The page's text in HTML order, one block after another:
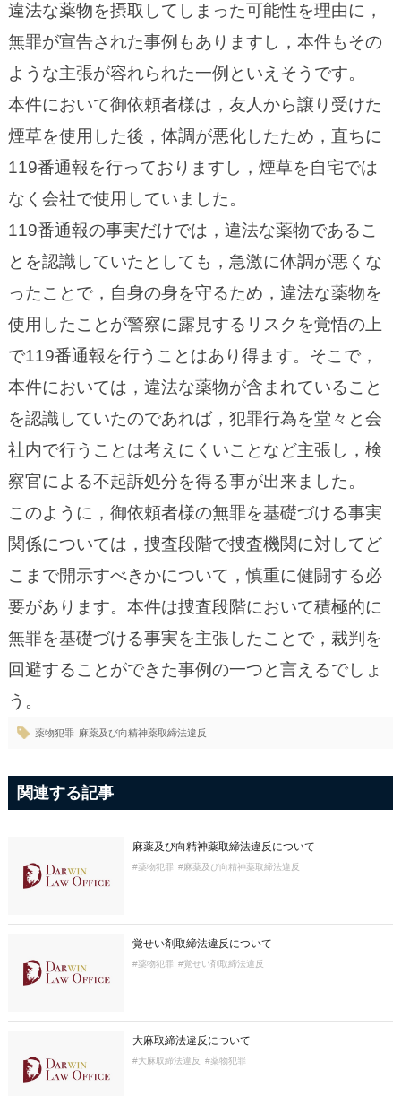
違法な薬物を摂取してしまった可能性を理由に，
無罪が宣告された事例もありますし，本件もその
ような主張が容れられた一例といえそうです。
本件において御依頼者様は，友人から譲り受けた
煙草を使用した後，体調が悪化したため，直ちに
119番通報を行っておりますし，煙草を自宅では
なく会社で使用していました。
119番通報の事実だけでは，違法な薬物であるこ
とを認識していたとしても，急激に体調が悪くな
ったことで，自身の身を守るため，違法な薬物を
使用したことが警察に露見するリスクを覚悟の上
で119番通報を行うことはあり得ます。そこで，
本件においては，違法な薬物が含まれていること
を認識していたのであれば，犯罪行為を堂々と会
社内で行うことは考えにくいことなど主張し，検
察官による不起訴処分を得る事が出来ました。
このように，御依頼者様の無罪を基礎づける事実
関係については，捜査段階で捜査機関に対してど
こまで開示すべきかについて，慎重に健闘する必
要があります。本件は捜査段階において積極的に
無罪を基礎づける事実を主張したことで，裁判を
回避することができた事例の一つと言えるでしょ
う。
薬物犯罪 麻薬及び向精神薬取締法違反
関連する記事
麻薬及び向精神薬取締法違反について
#薬物犯罪 #麻薬及び向精神薬取締法違反
覚せい剤取締法違反について
#薬物犯罪 #覚せい剤取締法違反
大麻取締法違反について
#大麻取締法違反 #薬物犯罪